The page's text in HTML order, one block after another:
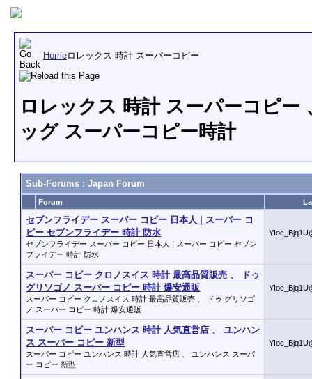
Homeロレックス 時計 スーパーコピー
ロレックス 時計 スーパーコピー
ッグ スーパーコピー時計
Sub-Forums : Japan Forum
Forum
セブンフライデー スーパー コピー 日本人 | スーパー コ
ピー セブンフライデー 時計 防水
セブンフライデー スーパー コピー 日本人 | スーパー コピー セブン
フライデー 時計 防水
スーパー コピー クロノスイス 時計 最高品質販売 、 ドゥ
グリソゴノ スーパー コピー 時計 爆安通販
スーパー コピー クロノスイス 時計 最高品質販売 、 ドゥ グリソゴ
ノ スーパー コピー 時計 爆安通販
スーパー コピー ユンハンス 時計 人気直営店 、 ユンハン
ス スーパー コピー 新型
スーパー コピー ユンハンス 時計 人気直営店 、 ユンハンス スーパ
ー コピー 新型